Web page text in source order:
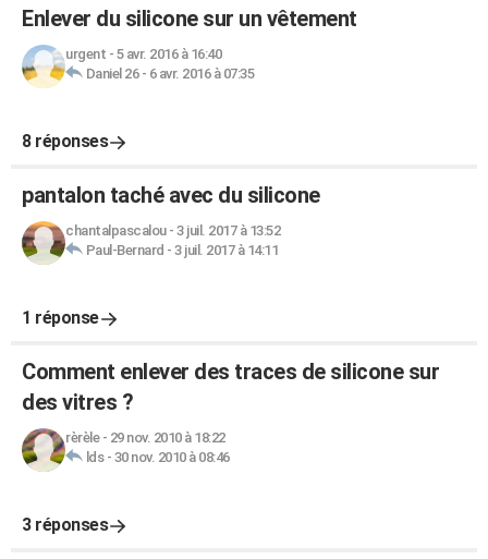
Enlever du silicone sur un vêtement
urgent - 5 avr. 2016 à 16:40
Daniel 26- 6 avr. 2016 à 07:35
8 réponses
pantalon taché avec du silicone
chantalpascalou- 3 juil. 2017 à 13:52
Paul-Bernard - 3 juil. 2017 à 14:11
1 réponse
Comment enlever des traces de silicone sur
des vitres ?
rèrèle- 29 nov. 2010 à 18:22
lds- 30 nov. 2010 à 08:46
3 réponses